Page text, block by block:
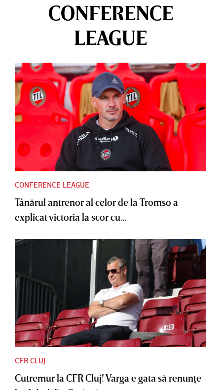
CONFERENCE
LEAGUE
CONFERENCE LEAGUE
Tânărul antrenor al celor de la Tromso a
explicat victoria la scor cu...
CFR CLUJ
Cutremur la CFR Cluj! Varga e gata să renunţe